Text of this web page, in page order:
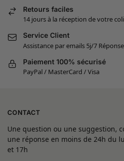
Retours faciles
14 jours à la réception de votre
Service Client
Assistance par emails 5j/7
Paiement 100% sécurisé
PayPal / MasterCard / Visa
CONTACT
Une question ou une suggestion,
une réponse en moins de 24h du
et 17h